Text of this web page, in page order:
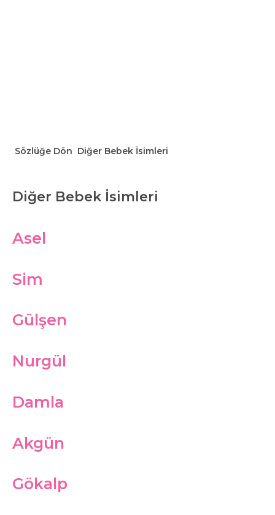
Sözlüğe Dön Diğer Bebek İsimleri
Diğer Bebek İsimleri
Asel
Sim
Gülşen
Nurgül
Damla
Akgün
Gökalp